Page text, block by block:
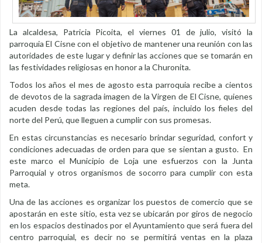
La alcaldesa, Patricia Picoita, el viernes 01 de julio, visitó la
parroquia El Cisne con el objetivo de mantener una reunión con las
autoridades de este lugar y definir las acciones que se tomarán en
las festividades religiosas en honor a la Churonita.
Todos los años el mes de agosto esta parroquia recibe a cientos
de devotos de la sagrada imagen de la Virgen de El Cisne, quienes
acuden desde todas las regiones del país, incluido los fieles del
norte del Perú, que lleguen a cumplir con sus promesas.
En estas circunstancias es necesario brindar seguridad, confort y
condiciones adecuadas de orden para que se sientan a gusto. En
este marco el Municipio de Loja une esfuerzos con la Junta
Parroquial y otros organismos de socorro para cumplir con esta
meta.
Una de las acciones es organizar los puestos de comercio que se
apostarán en este sitio, esta vez se ubicarán por giros de negocio
en los espacios destinados por el Ayuntamiento que será fuera del
centro parroquial, es decir no se permitirá ventas en la plaza